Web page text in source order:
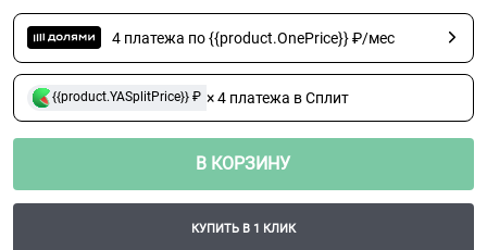
4 платежа по {{product.OnePrice}} ₽/мес
{{product.YASplitPrice}} ₽ × 4 платежа в Сплит
В КОРЗИНУ
КУПИТЬ В 1 КЛИК